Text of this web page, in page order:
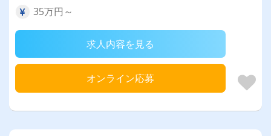
35万円～
求人内容を見る
オンライン応募